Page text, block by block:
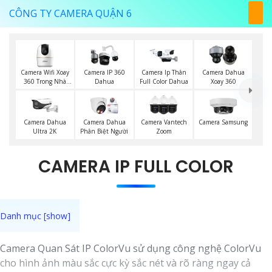
CÔNG TY CAMERA QUẬN 6
Camera Wifi Xoay
360 Trong Nhà
Camera IP 360
Dahua
Camera Ip Thân
Full Color Dahua
Camera Dahua
Xoay 360
Camera Dahua
Ultra 2K
Camera Dahua
Phân Biệt Người
Camera Vantech
Zoom
Camera Samsung
CAMERA IP FULL COLOR
Camera Quan Sát IP ColorVu sử dụng công nghệ ColorVu
cho hình ảnh màu sắc cực kỳ sắc nét và rõ ràng ngay cả